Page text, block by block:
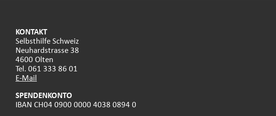
KONTAKT
Selbsthilfe Schweiz
Neuhardstrasse 38
4600 Olten
Tel. 061 333 86 01
E-Mail
SPENDENKONTO
IBAN CH04 0900 0000 4038 0894 0